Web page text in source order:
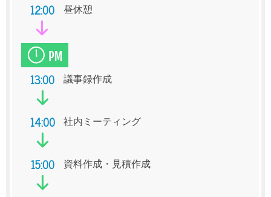
12:00 昼休憩
13:00 議事録作成
14:00 社内ミーティング
15:00 資料作成・見積作成